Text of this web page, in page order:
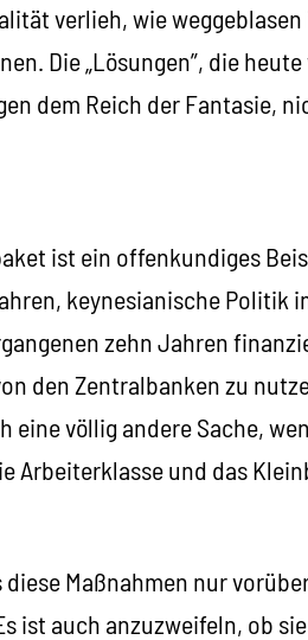
verlieh, wie
Die „Lösungen”, die
dem Reich der Fantasie,
ist ein offenkundiges
keynesianische Politik
zehn Jahren
den Zentralbanken zu
eine völlig andere Sache,
Arbeiterklasse und das
diese Maßnahmen nur
ist auch anzuzweifeln, ob